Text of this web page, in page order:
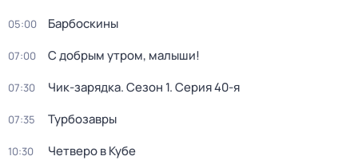
05:00 Барбоскины
07:00 С добрым утром, малыши!
07:30 Чик-зарядка. Сезон 1. Серия 40-я
07:35 Турбозавры
10:30 Четверо в Кубе